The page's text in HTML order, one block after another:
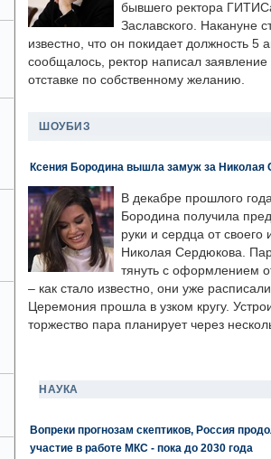
бывшего ректора
Заславского. Накануне
известно, что он покидает должность 5
сообщалось, ректор написал заявление
отставке по собственному желанию.
ШОУБИЗ
Ксения Бородина вышла замуж за Николая
В декабре прошлого
Бородина получила
руки и сердца от своего
Николая Сердюкова.
тянуть с оформлением
– как стало известно, они уже
Церемония прошла в узком кругу.
торжество пара планирует через
НАУКА
Вопреки прогнозам скептиков, Россия
участие в работе МКС - пока до 2030 года